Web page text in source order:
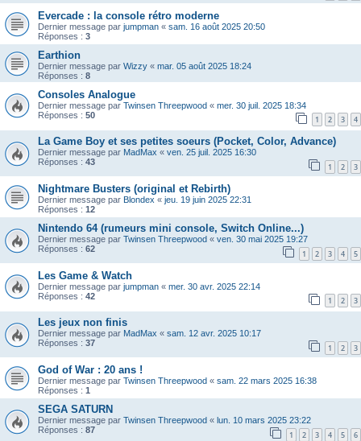
Evercade : la console rétro moderne
Dernier message par jumpman « sam. 16 août 2025 20:50
Réponses : 3
Earthion
Dernier message par Wizzy « mar. 05 août 2025 18:24
Réponses : 8
Consoles Analogue
Dernier message par Twinsen Threepwood « mer. 30 juil. 2025 18:34
Réponses : 50 1 2 3 4
La Game Boy et ses petites soeurs (Pocket, Color, Advance)
Dernier message par MadMax « ven. 25 juil. 2025 16:30
Réponses : 43 1 2 3
Nightmare Busters (original et Rebirth)
Dernier message par Blondex « jeu. 19 juin 2025 22:31
Réponses : 12
Nintendo 64 (rumeurs mini console, Switch Online...)
Dernier message par Twinsen Threepwood « ven. 30 mai 2025 19:27
Réponses : 62 1 2 3 4 5
Les Game & Watch
Dernier message par jumpman « mer. 30 avr. 2025 22:14
Réponses : 42 1 2 3
Les jeux non finis
Dernier message par MadMax « sam. 12 avr. 2025 10:17
Réponses : 37 1 2 3
God of War : 20 ans !
Dernier message par Twinsen Threepwood « sam. 22 mars 2025 16:38
Réponses : 1
SEGA SATURN
Dernier message par Twinsen Threepwood « lun. 10 mars 2025 23:22
Réponses : 87 1 2 3 4 5 6